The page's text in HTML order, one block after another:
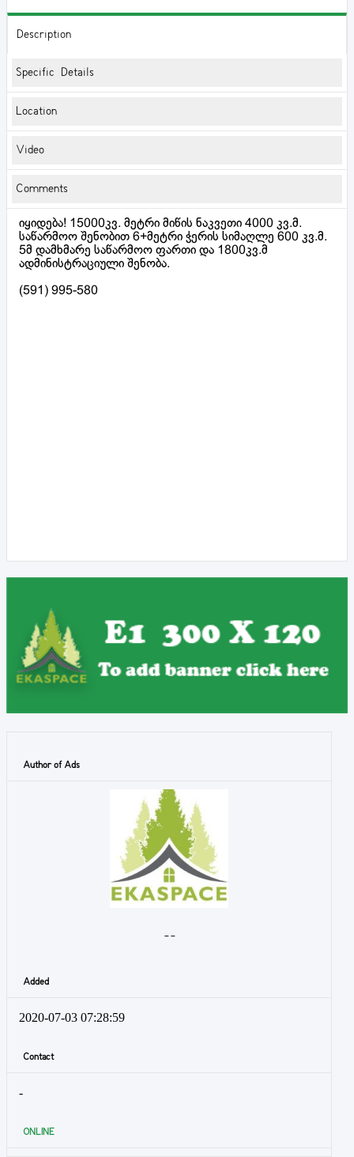
Description
Specific Details
Location
Video
Comments
იყიდება! 15000კვ. მეტრი მიწის ნაკვეთი 4000 კვ.მ.
საწარმოო შენობით 6+მეტრი ჭერის სიმაღლე 600 კვ.მ.
5მ დამხმარე საწარმოო ფართი და 1800კვ.მ
ადმინისტრაციული შენობა.
(591) 995-580
Author of Ads
- -
Added
2020-07-03 07:28:59
Contact
-
ONLINE